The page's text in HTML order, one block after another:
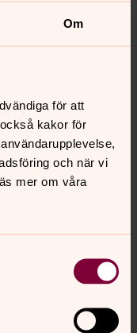
Om
för att
kakor för
och när vi
mer om våra
tills dess